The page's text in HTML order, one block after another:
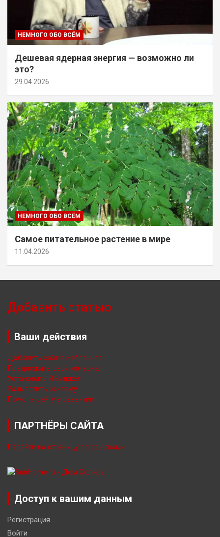
НЕМНОГО ОБО ВСЁМ
Дешевая ядерная энергия — возможно ли
это?
29.04.2026
НЕМНОГО ОБО ВСЁМ
Самое питательное растение в мире
11.04.2026
Добавить статью
Ваши действия
Добавить сайт в избранное
Предложить свой материал
Установить Я.Виджет
Разместить рекламу
Помочь сайту в развитии
ПАРТНЁРЫ САЙТА
Перейти на страницу со ссылками
Доступ к вашим данным
Регистрация
Войти